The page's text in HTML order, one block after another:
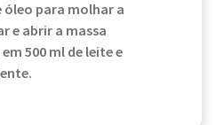
óleo para molhar a
e abrir a massa
500 ml de leite e